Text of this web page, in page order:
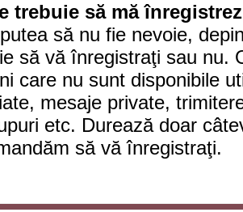
trebuie să mă
să nu fie nevoie,
să vă înregistraţi sau nu.
care nu sunt disponibile
mesaje private,
etc. Durează doar
să vă înregistraţi.